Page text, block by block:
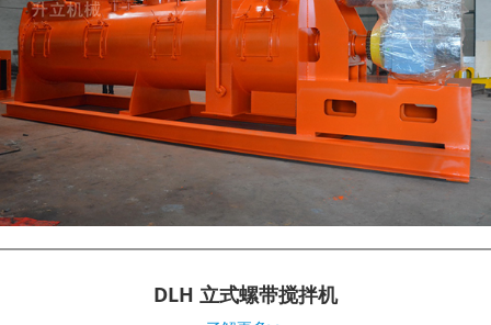
DLH 立式螺带搅拌机